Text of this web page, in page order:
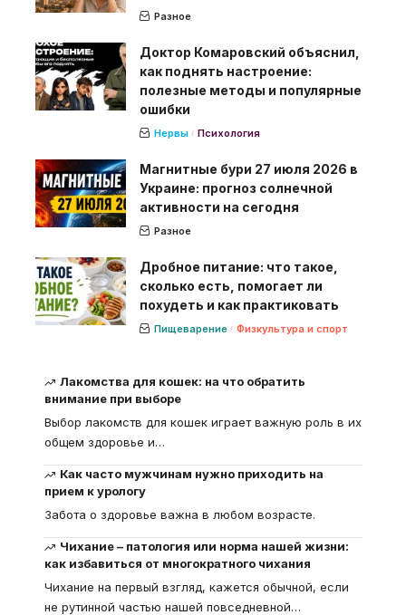
Разное
Доктор Комаровский объяснил,
как поднять настроение:
полезные методы и популярные
ошибки
Нервы Психология
Магнитные бури 27 июля 2026 в
Украине: прогноз солнечной
активности на сегодня
Разное
Дробное питание: что такое,
сколько есть, помогает ли
похудеть и как практиковать
Пищеварение Физкультура и спорт
Лакомства для кошек: на что обратить
внимание при выборе
Выбор лакомств для кошек играет важную роль в их
общем здоровье и…
Как часто мужчинам нужно приходить на
прием к урологу
Забота о здоровье важна в любом возрасте.
Чихание – патология или норма нашей жизни:
как избавиться от многократного чихания
Чихание на первый взгляд, кажется обычной, если
не рутинной частью нашей повседневной…